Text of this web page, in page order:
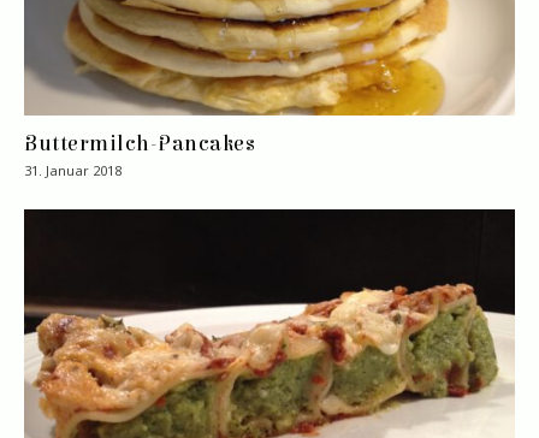
Buttermilch-Pancakes
31. Januar 2018